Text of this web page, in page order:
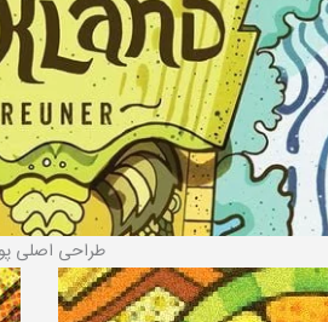
طراحی اصلی